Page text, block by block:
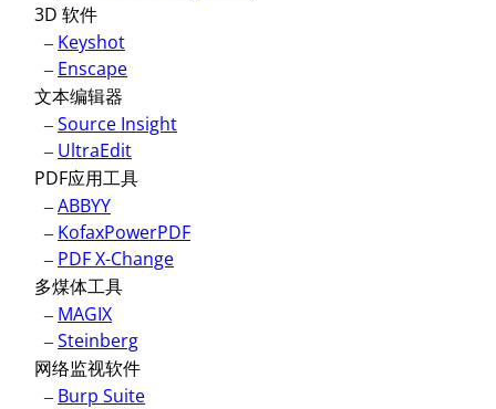
3D 软件
– Keyshot
– Enscape
文本编辑器
–Source Insight
– UltraEdit
PDF应用工具
–ABBYY
– KofaxPowerPDF
– PDF X-Change
多煤体工具
– MAGIX
–Steinberg
网络监视软件
– Burp Suite